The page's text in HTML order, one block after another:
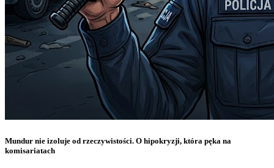
Mundur nie izoluje od rzeczywistości. O hipokryzji, która pęka na
komisariatach